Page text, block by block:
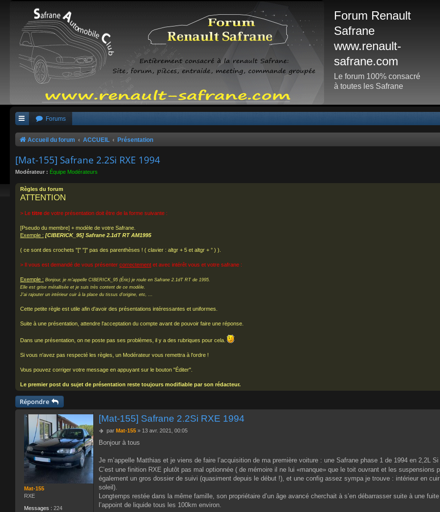
Forum Renault
Safrane
www.renault-
safrane.com
Le forum 100% consacré
à toutes les Safrane
Forums
Accueil du forum ACCUEIL Présentation
[Mat-155] Safrane 2.2Si RXE 1994
Modérateur : Équipe Modérateurs
Règles du forum
ATTENTION
> Le titre de votre présentation doit être de la forme suivante :
[Pseudo du membre] + modèle de votre Safrane.
Exemple : [CIBERICK_95] Safrane 2.1dT RT AM1995
( ce sont des crochets "[" "]" pas des parenthèses ! ( clavier : altgr + 5 et altgr + ° ) ).
> Il vous est demandé de vous présenter correctement et avec intérêt vous et votre safrane :
Exemple : Bonjour, je m'appelle CIBERICK_95 (Éric) je roule en Safrane 2.1dT RT de 1995.
Elle est grise métallisée et je suis très content de ce modèle.
J'ai rajouter un intérieur cuir à la place du tissus d'origine, etc, ...
Cette petite règle est utile afin d'avoir des présentations intéressantes et uniformes.
Suite à une présentation, attendre l'acceptation du compte avant de pouvoir faire une réponse.
Dans une présentation, on ne poste pas ses problèmes, il y a des rubriques pour cela.
Si vous n'avez pas respecté les règles, un Modérateur vous remettra à l'ordre !
Vous pouvez corriger votre message en appuyant sur le bouton "Éditer".
Le premier post du sujet de présentation reste toujours modifiable par son rédacteur.
Répondre
Mat-155
RXE
Messages : 224
[Mat-155] Safrane 2.2Si RXE 1994
M
s
a
par Mat-155» 13 avr. 2021, 00:05
Bonjour à tous
Je m’appelle Matthias et je viens de faire l’acquisition de ma première voiture : une Safrane phase 1 de 1994 en 2,2L
C’est une finition RXE plutôt pas mal optionnée ( de mémoire il ne lui «manque» que le toit ouvrant et les
également un gros dossier de suivi (quasiment depuis le début !), et une config assez sympa je trouve : intérieur en
soleil).
Longtemps restée dans la même famille, son propriétaire d’un âge avancé cherchait à s’en débarrasser suite à une
l’appoint de liquide tous les 100km environ.